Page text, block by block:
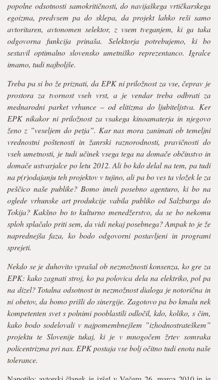
popolne odsotnosti samokritičnosti, do navijaškega vrtičkarskega
egoizma, predvsem pa do sklepa, da projekt lahko reši samo
avtoritaren, avtonomen selektor, z vsem tveganjem, ki ga taka
odgovorna funkcija prinaša. Selektorja potrebujemo, ki bo
sestavil optimalno slovensko umetniško reprezentanco. Igralce
imamo, tudi najboljše.
Treba pa si bo že priznati, da EPK ni priložnost za vse, čeprav je
prostora za tvornost vseh vrst, a je vendar treba odbrati za
mednarodni parket vrhunce – od elitizma do ljubiteljstva. Ker
EPK nikakor ni priložnost za vsakega kinoamaterja in njegovo
ženo z ”veseljem do petja”. Kar nas mora zanimati ob temeljni
vrednostni poštenosti in žanrski raznorodnosti, pravičnosti do
vseh umetnosti, je tudi učinek vsega tega na domače občinstvo in
domače ustvarjalce po letu 2012. Ali bo kdo delal na tem, pa tudi
na p(r)odajanju teh projektov v tujino, ali pa bo ves ta vložek le za
peščico naše publike? Bomo imeli posebno agenturo, ki bo na
oglede vrhunske art produkcije vabila publiko od Salzburga do
Tokija? Kakšno bo to kulturno menedžerstvo, da se bo nekomu
sploh splačalo priti sem, da vidi nekaj posebnega? Ampak to je že
naprednejša faza, ko bodo odgovorni postavljeni in programi
sprejeti.
Nekdo se je duhovito vprašal ob nezmožnosti konsenza, ko gre za
EPK: kako zagnati stroj, ko pa polovica dela na elektriko, pol pa
na dizel? Totalna odsotnost in nezmožnost dialoga je notorična in
ni obetov, da bomo prišli do sinergije. Zagotovo pa bo kmalu nek
kompetenten svet s polnimi pooblastili odločil, kdo, koliko, s čim,
kako bodo sodelovali v najpomembnejšem ”izhodnostrateškem”
projektu te Slovenije tukaj, ki je v mnogočem žrtev somraka
policentrizma pri nas. EPK postaja vse bolj očitno tudi enota naše
tolerance.